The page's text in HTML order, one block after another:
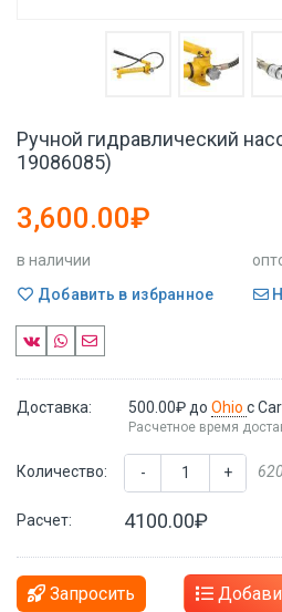
Ручной гидравлический
19086085)
3,600.00₽
в наличии
Добавить в избранное
Доставка: 500.00₽ до Ohio с
Расчетное время
Количество: - +
Расчет: 4100.00₽
Запросить